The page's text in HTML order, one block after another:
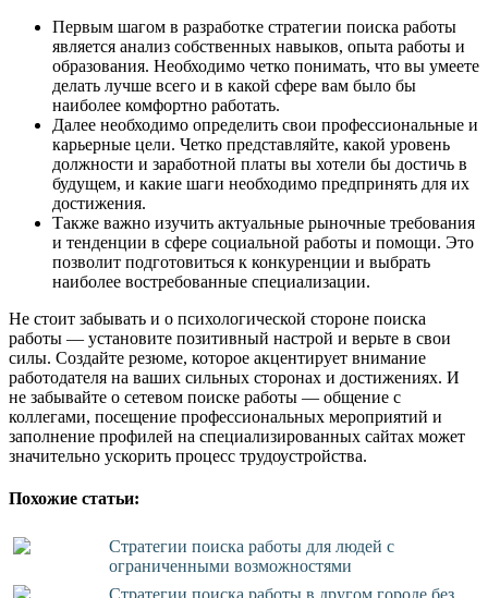
Первым шагом в разработке стратегии поиска работы
является анализ собственных навыков, опыта работы и
образования. Необходимо четко понимать, что вы умеете
делать лучше всего и в какой сфере вам было бы
наиболее комфортно работать.
Далее необходимо определить свои профессиональные и
карьерные цели. Четко представляйте, какой уровень
должности и заработной платы вы хотели бы достичь в
будущем, и какие шаги необходимо предпринять для их
достижения.
Также важно изучить актуальные рыночные требования
и тенденции в сфере социальной работы и помощи. Это
позволит подготовиться к конкуренции и выбрать
наиболее востребованные специализации.
Не стоит забывать и о психологической стороне поиска
работы — установите позитивный настрой и верьте в свои
силы. Создайте резюме, которое акцентирует внимание
работодателя на ваших сильных сторонах и достижениях. И
не забывайте о сетевом поиске работы — общение с
коллегами, посещение профессиональных мероприятий и
заполнение профилей на специализированных сайтах может
значительно ускорить процесс трудоустройства.
Похожие статьи:
Стратегии поиска работы для людей с
ограниченными возможностями